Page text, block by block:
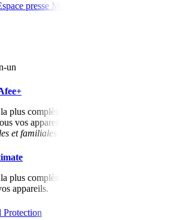
presse McAfee
un
+
plus complète pour votre confidentialité,
vos appareils personnels.​
et familiales
plus complète pour votre confidentialité,
appareils.